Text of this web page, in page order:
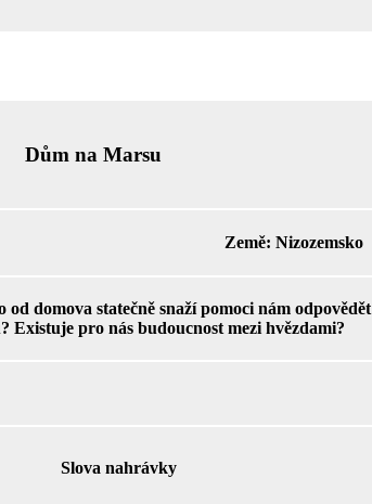
Dům na Marsu
Země: Nizozemsko
domova statečně snaží pomoci nám
Existuje pro nás budoucnost mezi hvězdami?
Slova nahrávky